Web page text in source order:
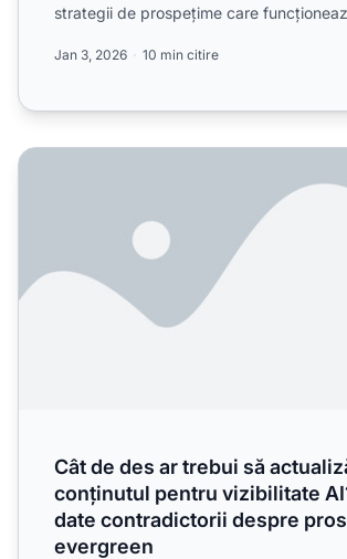
strategii de prospețime care
Jan 3, 2026 10 min citire
Cât de des ar trebui să actualizăm
Cât de des ar trebui să
conținutul pentru vizibilitate
date contradictorii despre
evergreen